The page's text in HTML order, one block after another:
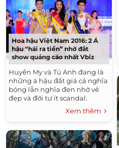
Hoa hậu Việt Nam 2016: 2 Á
hậu “hái ra tiền” nhờ đắt
show quảng cáo nhất Vbiz
Huyền My và Tú Anh đang là
những á hậu đắt giá cả nghĩa
bóng lẫn nghĩa đen nhờ vẻ
đẹp và đời tư ít scandal.
Xem thêm